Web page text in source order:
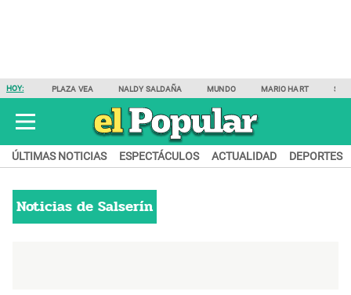
HOY: PLAZA VEA NALDY SALDAÑA MUNDO MARIO HART
ÚLTIMAS NOTICIAS ESPECTÁCULOS ACTUALIDAD DEPORTES
Noticias de Salserín